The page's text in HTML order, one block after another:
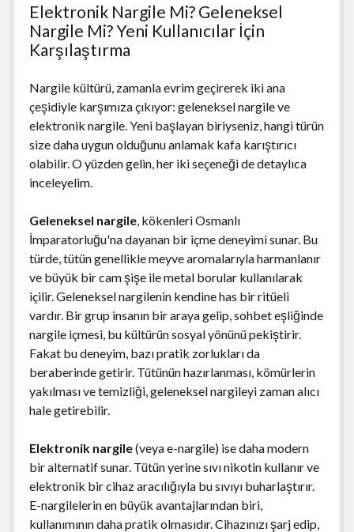
Elektronik Nargile Mi? Geleneksel
Nargile Mi? Yeni Kullanıcılar İçin
Karşılaştırma
Nargile kültürü, zamanla evrim geçirerek iki ana
çeşidiyle karşımıza çıkıyor: geleneksel nargile ve
elektronik nargile. Yeni başlayan biriyseniz, hangi türün
size daha uygun olduğunu anlamak kafa karıştırıcı
olabilir. O yüzden gelin, her iki seçeneği de detaylıca
inceleyelim.
Geleneksel nargile, kökenleri Osmanlı
İmparatorluğu'na dayanan bir içme deneyimi sunar. Bu
türde, tütün genellikle meyve aromalarıyla harmanlanır
ve büyük bir cam şişe ile metal borular kullanılarak
içilir. Geleneksel nargilenin kendine has bir ritüeli
vardır. Bir grup insanın bir araya gelip, sohbet eşliğinde
nargile içmesi, bu kültürün sosyal yönünü pekiştirir.
Fakat bu deneyim, bazı pratik zorlukları da
beraberinde getirir. Tütünün hazırlanması, kömürlerin
yakılması ve temizliği, geleneksel nargileyi zaman alıcı
hale getirebilir.
Elektronik nargile(veya e-nargile) ise daha modern
bir alternatif sunar. Tütün yerine sıvı nikotin kullanır ve
elektronik bir cihaz aracılığıyla bu sıvıyı buharlaştırır.
E-nargilelerin en büyük avantajlarından biri,
kullanımının daha pratik olmasıdır. Cihazınızı şarj edip,